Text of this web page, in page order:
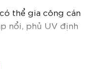
thể gia công cán
nổi, phủ UV định
hoặc ruy băng
nắm